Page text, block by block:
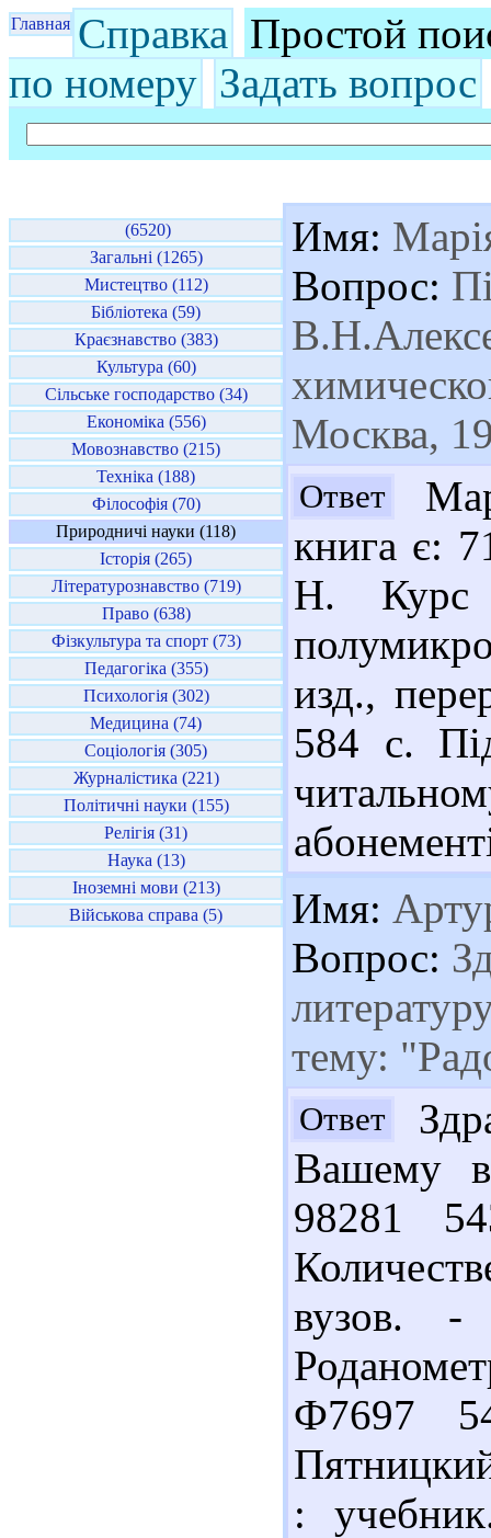
Главная Справка Простой
по номеру Задать вопрос
(6520)
Загальні (1265)
Мистецтво (112)
Бібліотека (59)
Краєзнавство (383)
Культура (60)
Сільське господарство (34)
Економіка (556)
Мовознавство (215)
Техніка (188)
Філософія (70)
Природничі науки (118)
Історія (265)
Літературознавство (719)
Право (638)
Фізкультура та спорт (73)
Педагогіка (355)
Психологія (302)
Медицина (74)
Соціологія (305)
Журналістика (221)
Політичні науки (155)
Релігія (31)
Наука (13)
Іноземні мови (213)
Військова справа (5)
Имя:
Вопрос:
Москва,
Ответ
книга є:
Н. Курс
изд.,
584 с.
Имя:
Вопрос:
тему:
Ответ
Вашему
98281
вузов.
Ф7697
: